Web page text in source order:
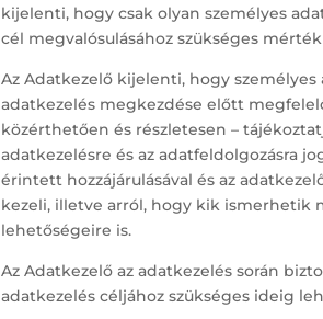
kijelenti, hogy csak olyan személyes
cél megvalósulásához szükséges
Az Adatkezelő kijelenti, hogy
adatkezelés megkezdése előtt
közérthetően és részletesen –
adatkezelésre és az adatfeldolgozásra
érintett hozzájárulásával és az
kezeli, illetve arról, hogy kik ismerhetik
lehetőségeire is.
Az Adatkezelő az adatkezelés során
adatkezelés céljához szükséges ideig